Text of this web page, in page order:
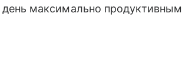
день максимально